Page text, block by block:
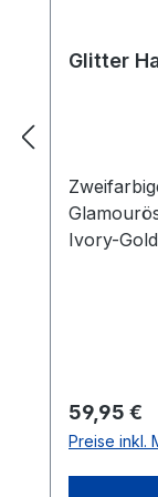
Glitter
Ivory-
von 20 x
für alle
Regulärer
59,95 €
Preise inkl.